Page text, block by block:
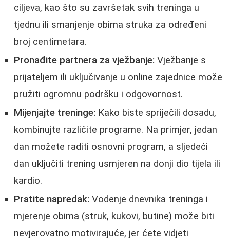
ciljeva, kao što su završetak svih treninga u
tjednu ili smanjenje obima struka za određeni
broj centimetara.
Pronađite partnera za vježbanje: Vježbanje s
prijateljem ili uključivanje u online zajednice može
pružiti ogromnu podršku i odgovornost.
Mijenjajte treninge: Kako biste spriječili dosadu,
kombinujte različite programe. Na primjer, jedan
dan možete raditi osnovni program, a sljedeći
dan uključiti trening usmjeren na donji dio tijela ili
kardio.
Pratite napredak: Vodenje dnevnika treninga i
mjerenje obima (struk, kukovi, butine) može biti
nevjerovatno motivirajuće, jer ćete vidjeti